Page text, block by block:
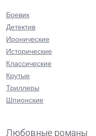
Боевик
Детектив
Иронические
Исторические
Классические
Крутые
Триллеры
Шпионские
Любовные романы